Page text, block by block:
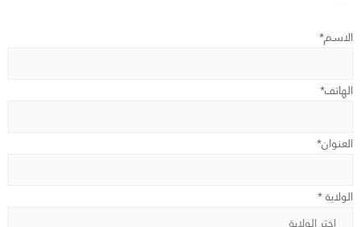
الاسم*
الهاتف*
العنوان*
الولاية *